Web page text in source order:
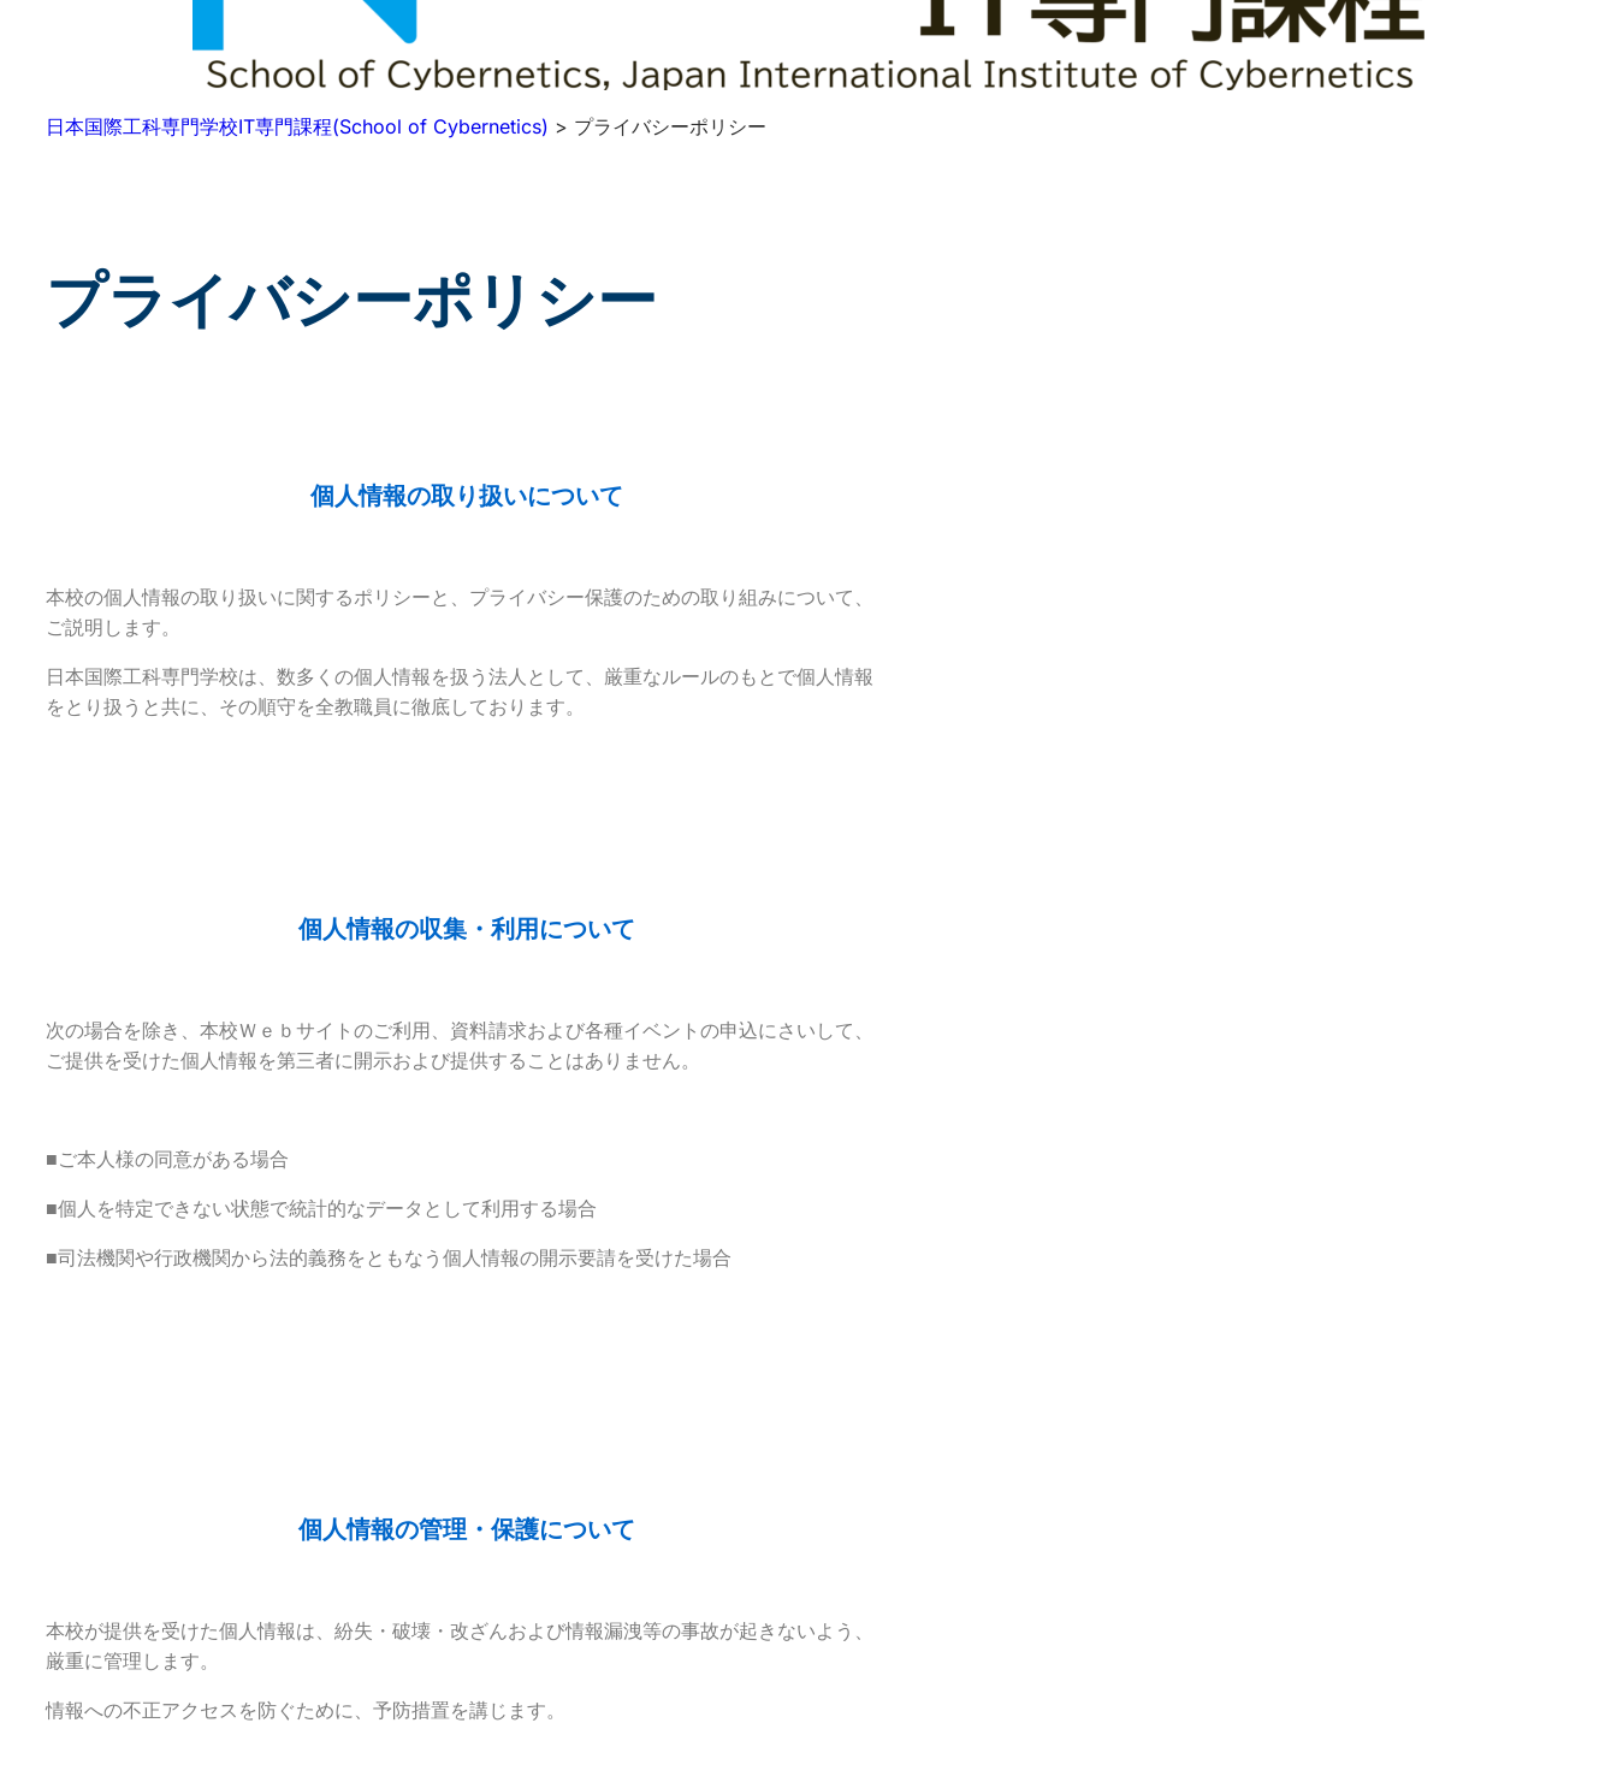
日本国際工科専門学校IT専門課程(School of Cybernetics) > プライバシーポリシー
プライバシーポリシー
個人情報の取り扱いについて
本校の個人情報の取り扱いに関するポリシーと、プライバシー保護のための取り組みについて、
ご説明します。
日本国際工科専門学校は、数多くの個人情報を扱う法人として、厳重なルールのもとで個人情報
をとり扱うと共に、その順守を全教職員に徹底しております。
個人情報の収集・利用について
次の場合を除き、本校Ｗｅｂサイトのご利用、資料請求および各種イベントの申込にさいして、
ご提供を受けた個人情報を第三者に開示および提供することはありません。
■ご本人様の同意がある場合
■個人を特定できない状態で統計的なデータとして利用する場合
■司法機関や行政機関から法的義務をともなう個人情報の開示要請を受けた場合
個人情報の管理・保護について
本校が提供を受けた個人情報は、紛失・破壊・改ざんおよび情報漏洩等の事故が起きないよう、
厳重に管理します。
情報への不正アクセスを防ぐために、予防措置を講じます。